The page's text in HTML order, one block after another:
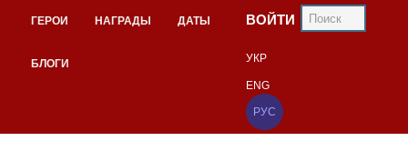
ГЕРОИ НАГРАДЫ ДАТЫ
БЛОГИ
ВОЙТИ
УКР
ENG
РУС